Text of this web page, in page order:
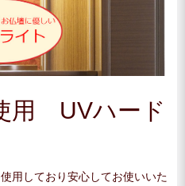
用 UVハード
用しており安心してお使いいた